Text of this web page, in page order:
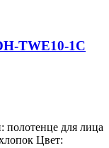
TWE10-1C
полотенце для лица
Цвет: